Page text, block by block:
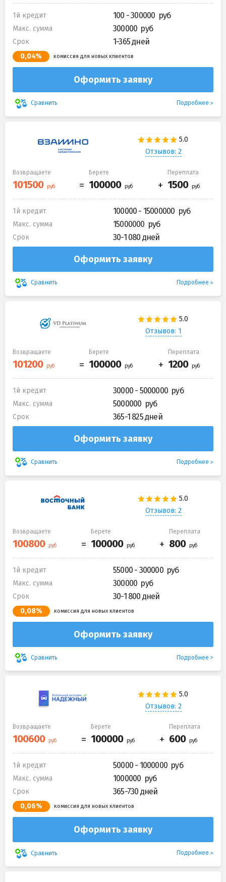
1й кредит 100 - 300000
Макс. сумма 300000
Срок 1-365 дней
0,04% комиссия для новых клиентов
Оформить заявку
Сравнить Подробнее
Отзывов: 2
Возвращаете Берете Переплата
1й кредит 100000 - 15000000
Макс. сумма 15000000
Срок 30-1 080 дней
Оформить заявку
Сравнить Подробнее
Отзывов: 1
Возвращаете Берете Переплата
1й кредит 30000 - 5000000
Макс. сумма 5000000
Срок 365-1 825 дней
Оформить заявку
Сравнить Подробнее
Отзывов: 2
Возвращаете Берете Переплата
1й кредит 55000 - 300000
Макс. сумма 300000
Срок 30-1 800 дней
0,08% комиссия для новых клиентов
Оформить заявку
Сравнить Подробнее
Отзывов: 2
Возвращаете Берете Переплата
1й кредит 50000 - 1000000
Макс. сумма 1000000
Срок 365-730 дней
0,06% комиссия для новых клиентов
Оформить заявку
Сравнить Подробнее